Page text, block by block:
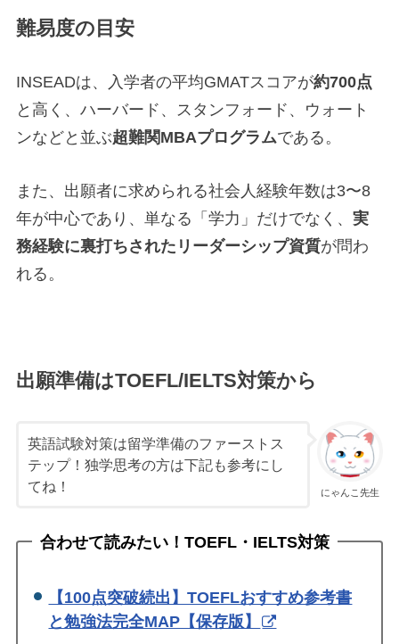
難易度の目安
INSEADは、入学者の平均GMATスコアが約700点
と高く、ハーバード、スタンフォード、ウォート
ンなどと並ぶ超難関MBAプログラムである。
また、出願者に求められる社会人経験年数は3〜8
年が中心であり、単なる「学力」だけでなく、 実
務経験に裏打ちされたリーダーシップ資質が問わ
れる。
出願準備はTOEFL/IELTS対策から
にゃんこ先生
英語試験対策は留学準備のファーストス
テップ！独学思考の方は下記も参考にし
てね！
合わせて読みたい！TOEFL・IELTS対策
【100点突破続出】TOEFLおすすめ参考書
と勉強法完全MAP【保存版】